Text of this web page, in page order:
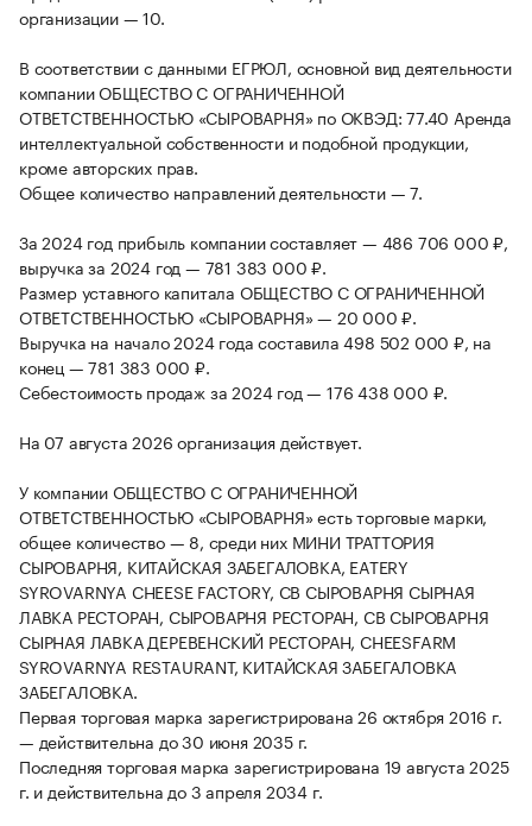
организации — 10.
В соответствии с данными ЕГРЮЛ, основной вид деятельности
компании ОБЩЕСТВО С ОГРАНИЧЕННОЙ
ОТВЕТСТВЕННОСТЬЮ «СЫРОВАРНЯ» по ОКВЭД: 77.40 Аренда
интеллектуальной собственности и подобной продукции,
кроме авторских прав.
Общее количество направлений деятельности — 7.
За 2024 год прибыль компании составляет — 486 706 000 ₽,
выручка за 2024 год — 781 383 000 ₽.
Размер уставного капитала ОБЩЕСТВО С ОГРАНИЧЕННОЙ
ОТВЕТСТВЕННОСТЬЮ «СЫРОВАРНЯ» — 20 000 ₽.
Выручка на начало 2024 года составила 498 502 000 ₽, на
конец — 781 383 000 ₽.
Себестоимость продаж за 2024 год — 176 438 000 ₽.
На 07 августа 2026 организация действует.
У компании ОБЩЕСТВО С ОГРАНИЧЕННОЙ
ОТВЕТСТВЕННОСТЬЮ «СЫРОВАРНЯ» есть торговые марки,
общее количество — 8, среди них МИНИ ТРАТТОРИЯ
СЫРОВАРНЯ, КИТАЙСКАЯ ЗАБЕГАЛОВКА, EATERY
SYROVARNYA CHEESE FACTORY, СВ СЫРОВАРНЯ СЫРНАЯ
ЛАВКА РЕСТОРАН, СЫРОВАРНЯ РЕСТОРАН, СВ СЫРОВАРНЯ
СЫРНАЯ ЛАВКА ДЕРЕВЕНСКИЙ РЕСТОРАН, CHEESFARM
SYROVARNYA RESTAURANT, КИТАЙСКАЯ ЗАБЕГАЛОВКА
ЗАБЕГАЛОВКА.
Первая торговая марка зарегистрирована 26 октября 2016 г.
— действительна до 30 июня 2035 г.
Последняя торговая марка зарегистрирована 19 августа 2025
г. и действительна до 3 апреля 2034 г.